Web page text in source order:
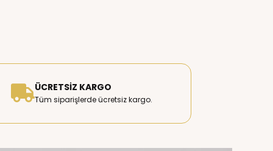
ÜCRETSIZ KARGO
Tüm siparişlerde ücretsiz kargo.